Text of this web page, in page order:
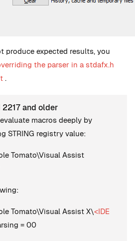
produce expected results, you
the parser in a stdafx.h
.
and older
macros deeply by
STRING registry value:
Tomato\Visual Assist
Tomato\Visual Assist X\<IDE
= 00